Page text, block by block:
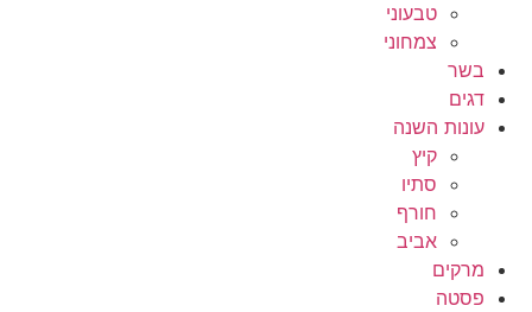
טבעוני
צמחוני
בשר
דגים
עונות השנה
קיץ
סתיו
חורף
אביב
מרקים
פסטה